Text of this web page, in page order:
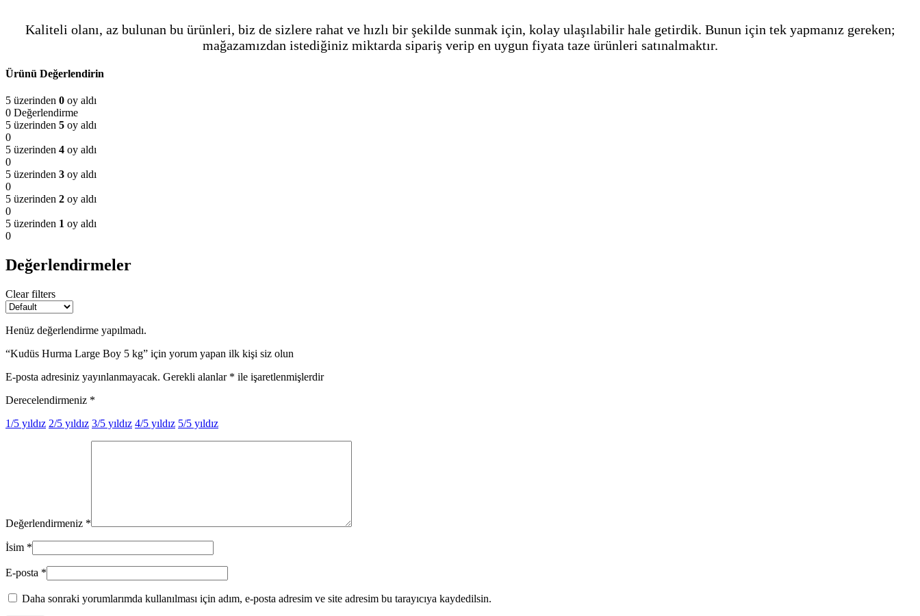
Kaliteli olanı, az bulunan bu ürünleri, biz de sizlere rahat ve hızlı bir şekilde sunmak için, kolay ulaşılabilir hale getirdik. Bunun için tek yapmanız gereken;
mağazamızdan istediğiniz miktarda sipariş verip en uygun fiyata taze ürünleri satınalmaktır.
Ürünü Değerlendirin
5 üzerinden 0 oy aldı
0 Değerlendirme
5 üzerinden 5 oy aldı
0
5 üzerinden 4 oy aldı
0
5 üzerinden 3 oy aldı
0
5 üzerinden 2 oy aldı
0
5 üzerinden 1 oy aldı
0
Değerlendirmeler
Clear filters
Henüz değerlendirme yapılmadı.
“Kudüs Hurma Large Boy 5 kg” için yorum yapan ilk kişi siz olun
E-posta adresiniz yayınlanmayacak. Gerekli alanlar * ile işaretlenmişlerdir
Derecelendirmeniz *
1/5 yıldız 2/5 yıldız 3/5 yıldız 4/5 yıldız 5/5 yıldız
Değerlendirmeniz *
İsim *
E-posta *
Daha sonraki yorumlarımda kullanılması için adım, e-posta adresim ve site adresim bu tarayıcıya kaydedilsin.